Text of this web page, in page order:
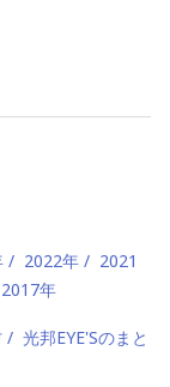
2022年
2021
2017年
光邦EYE'Sのまと